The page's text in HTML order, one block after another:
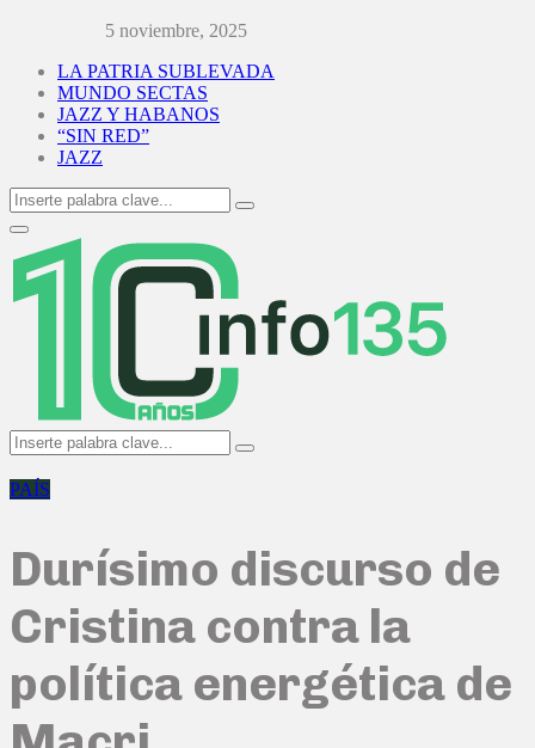
5 noviembre, 2025
LA PATRIA SUBLEVADA
MUNDO SECTAS
JAZZ Y HABANOS
“SIN RED”
JAZZ
Search
for:
Search
Primary
Menu
Search
for:
Search
PAÍS
Durísimo discurso de
Cristina contra la
política energética de